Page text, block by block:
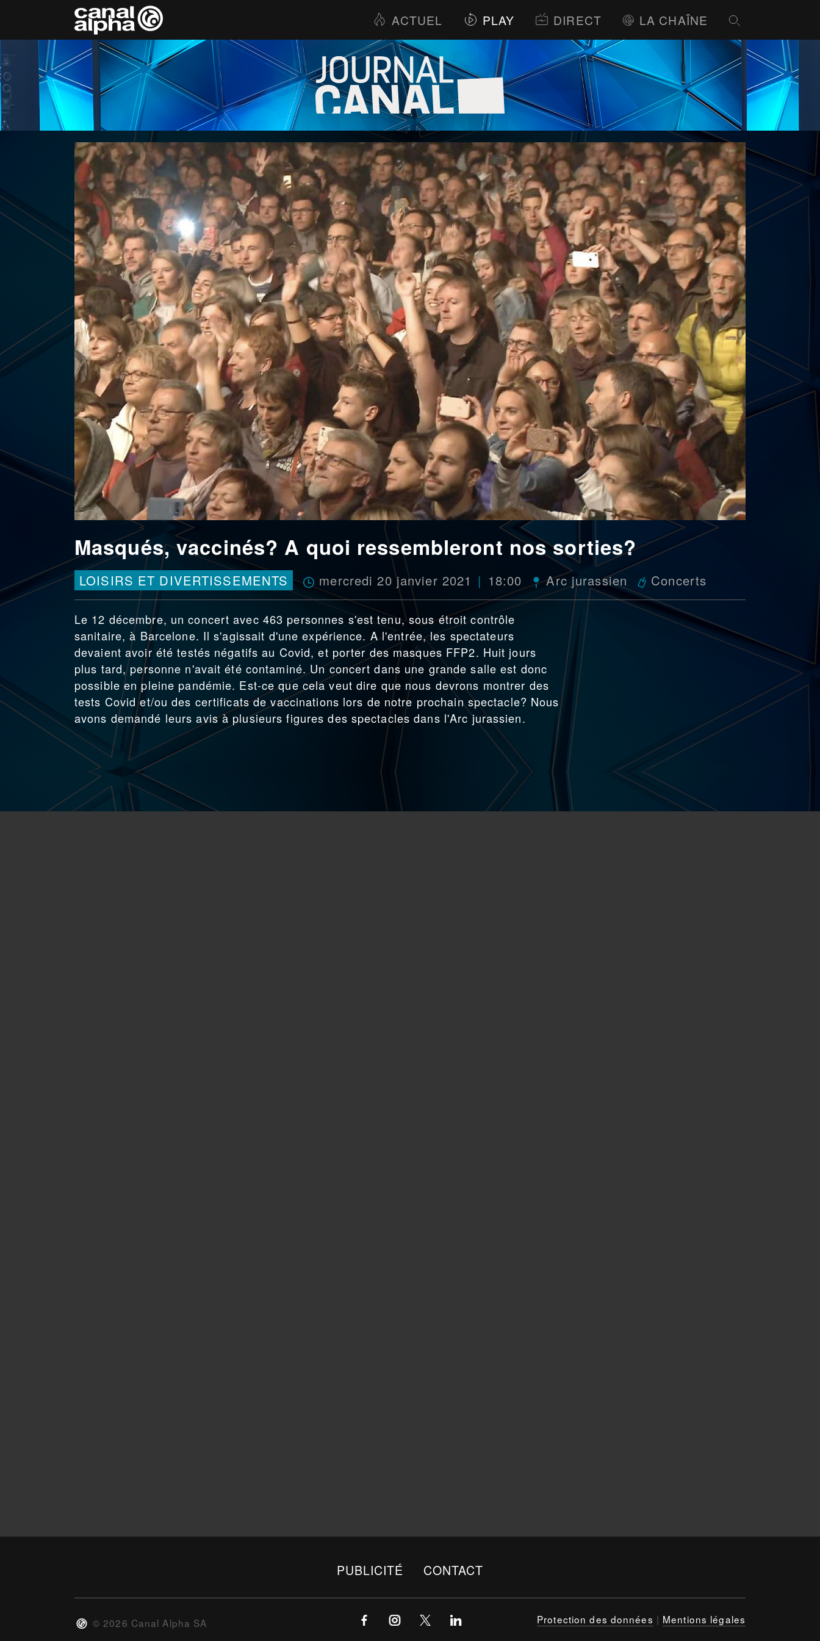
ACTUEL PLAY DIRECT LA CHAÎNE
Masqués, vaccinés? A quoi ressembleront nos sorties?
LOISIRS ET DIVERTISSEMENTS mercredi 20 janvier 2021 18:00 Arc jurassien Concerts
Le 12 décembre, un concert avec 463 personnes s'est tenu, sous étroit contrôle
sanitaire, à Barcelone. Il s'agissait d'une expérience. A l'entrée, les spectateurs
devaient avoir été testés négatifs au Covid, et porter des masques FFP2. Huit jours
plus tard, personne n'avait été contaminé. Un concert dans une grande salle est donc
possible en pleine pandémie. Est-ce que cela veut dire que nous devrons montrer des
tests Covid et/ou des certificats de vaccinations lors de notre prochain spectacle? Nous
avons demandé leurs avis à plusieurs figures des spectacles dans l'Arc jurassien.
PUBLICITÉ CONTACT
© 2026 Canal Alpha SA Protection des données | Mentions légales